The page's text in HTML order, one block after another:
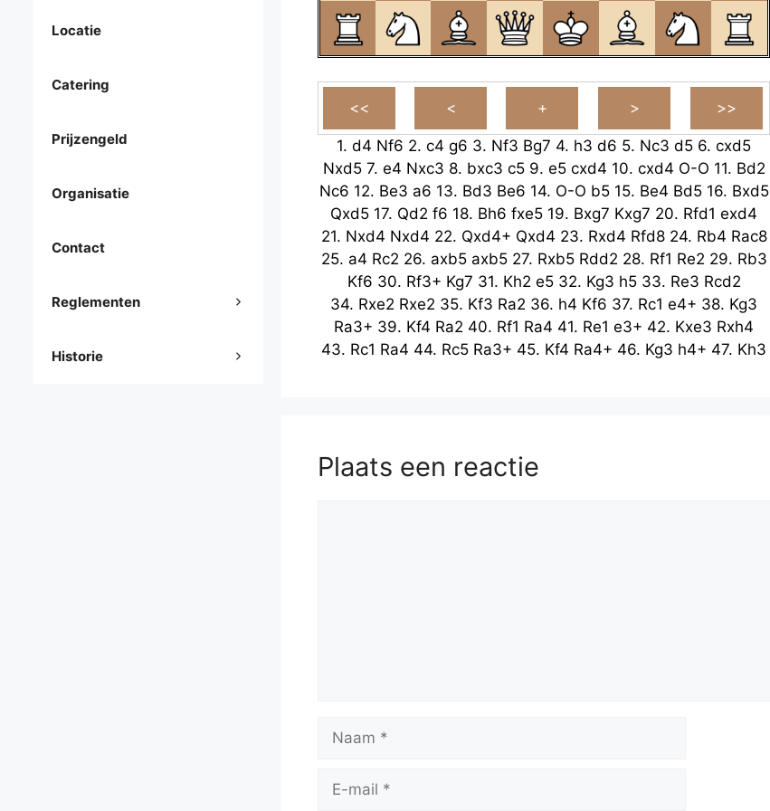
1. d4 Nf6 2. c4 g6 3. Nf3 Bg7 4. h3 d6 5. Nc3 d5 6. cxd5
Nxd5 7. e4 Nxc3 8. bxc3 c5 9. e5 cxd4 10. cxd4 O-O 11. Bd2
Nc6 12. Be3 a6 13. Bd3 Be6 14. O-O b5 15. Be4 Bd5 16. Bxd5
Qxd5 17. Qd2 f6 18. Bh6 fxe5 19. Bxg7 Kxg7 20. Rfd1 exd4
21. Nxd4 Nxd4 22. Qxd4+ Qxd4 23. Rxd4 Rfd8 24. Rb4 Rac8
25. a4 Rc2 26. axb5 axb5 27. Rxb5 Rdd2 28. Rf1 Re2 29. Rb3
Kf6 30. Rf3+ Kg7 31. Kh2 e5 32. Kg3 h5 33. Re3 Rcd2
34. Rxe2 Rxe2 35. Kf3 Ra2 36. h4 Kf6 37. Rc1 e4+ 38. Kg3
Ra3+ 39. Kf4 Ra2 40. Rf1 Ra4 41. Re1 e3+ 42. Kxe3 Rxh4
43. Rc1 Ra4 44. Rc5 Ra3+ 45. Kf4 Ra4+ 46. Kg3 h4+ 47. Kh3
Plaats een reactie
mail
Locatie
Catering
Prijzengeld
Organisatie
Contact
Reglementen
Historie